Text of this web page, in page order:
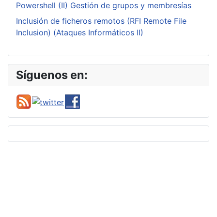
Powershell (II) Gestión de grupos y membresías
Inclusión de ficheros remotos (RFI Remote File
Inclusion) (Ataques Informáticos II)
Síguenos en: